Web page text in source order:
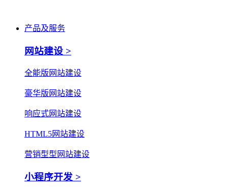
产品及服务
网站建设 >
全能版网站建设
豪华版网站建设
响应式网站建设
HTML5网站建设
营销型型网站建设
小程序开发 >